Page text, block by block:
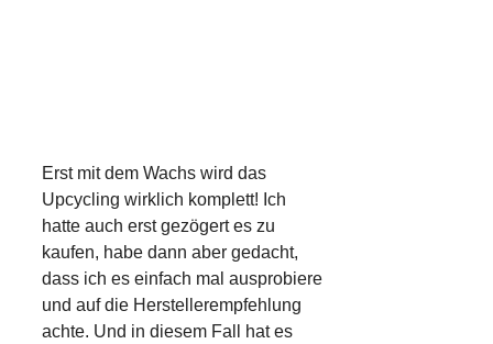
Erst mit dem Wachs wird das
Upcycling wirklich komplett! Ich
hatte auch erst gezögert es zu
kaufen, habe dann aber gedacht,
dass ich es einfach mal ausprobiere
und auf die Herstellerempfehlung
achte. Und in diesem Fall hat es